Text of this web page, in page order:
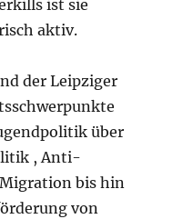
ist sie
aktiv.
der Leipziger
über
, Anti-
bis hin
von